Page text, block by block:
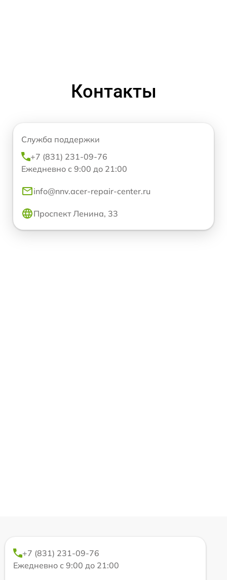
Контакты
Служба поддержки
+7 (831) 231-09-76
Ежедневно с 9:00 до 21:00
info@nnv.acer-repair-center.ru
Проспект Ленина, 33
+7 (831) 231-09-76
Ежедневно с 9:00 до 21:00